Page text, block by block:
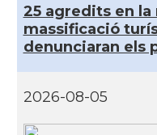
25 agredits en
massificació
denunciaran els
2026-08-05